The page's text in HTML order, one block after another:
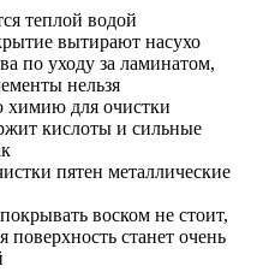
теплой водой
вытирают насухо
по уходу за ламинатом,
нельзя
химию для очистки
кислоты и сильные
пятен металлические
воском не стоит,
поверхность станет очень